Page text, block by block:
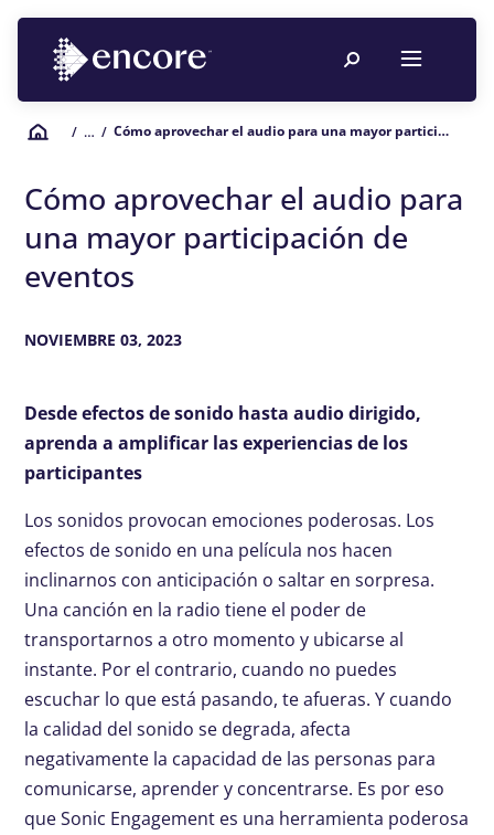
/ … / Cómo aprovechar el audio para una mayor participación de eventos
Cómo aprovechar el audio para
una mayor participación de
eventos
NOVIEMBRE 03, 2023
Desde efectos de sonido hasta audio dirigido,
aprenda a amplificar las experiencias de los
participantes
Los sonidos provocan emociones poderosas. Los
efectos de sonido en una película nos hacen
inclinarnos con anticipación o saltar en sorpresa.
Una canción en la radio tiene el poder de
transportarnos a otro momento y ubicarse al
instante. Por el contrario, cuando no puedes
escuchar lo que está pasando, te afueras. Y cuando
la calidad del sonido se degrada, afecta
negativamente la capacidad de las personas para
comunicarse, aprender y concentrarse. Es por eso
que Sonic Engagement es una herramienta poderosa